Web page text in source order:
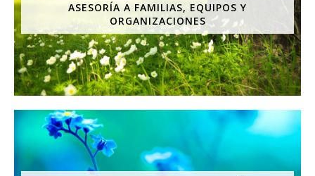
ASESORÍA A FAMILIAS, EQUIPOS Y
ORGANIZACIONES